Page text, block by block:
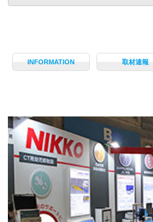
INFORMATION 取材速報